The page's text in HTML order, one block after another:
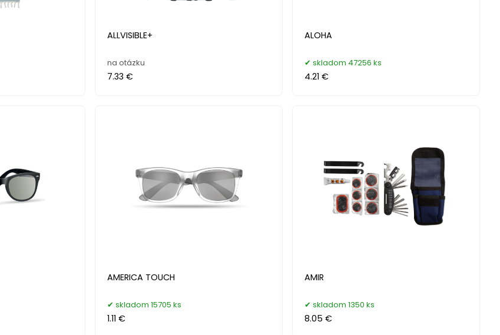
ALLVISIBLE+
na otázku
7.33 €
ALOHA
skladom 47256 ks
4.21 €
AMERICA TOUCH
skladom 15705 ks
1.11 €
AMIR
skladom 1350 ks
8.05 €